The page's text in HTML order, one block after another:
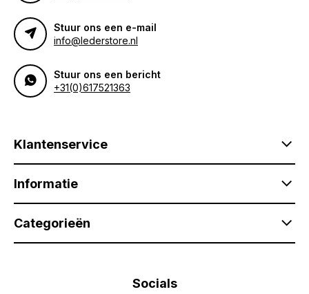
Stuur ons een e-mail
info@lederstore.nl
Stuur ons een bericht
+31(0)617521363
Klantenservice
Informatie
Categorieën
Socials